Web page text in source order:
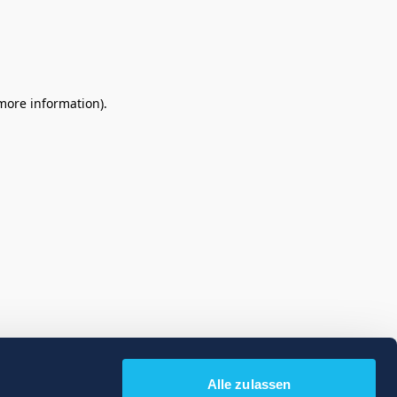
Alle zulassen
information).